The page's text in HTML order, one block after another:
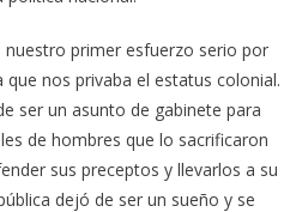
primer esfuerzo serio por
nos privaba el estatus colonial.
ser un asunto de gabinete para
de hombres que lo sacrificaron
sus preceptos y llevarlos a su
dejó de ser un sueño y se